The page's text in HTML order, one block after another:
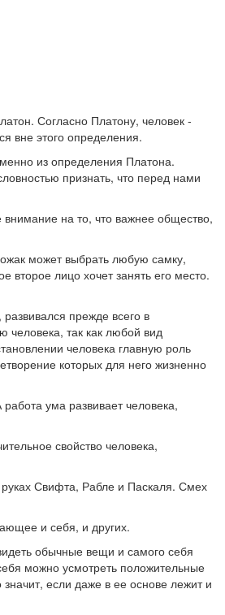
Согласно Платону, человек -
вне этого определения.
из определения Платона.
признать, что перед нами
на то, что важнее общество,
может выбрать любую самку,
второе лицо хочет занять его место.
прежде всего в
человека, так как любой вид
человека главную роль
которых для него жизненно
ума развивает человека,
свойство человека,
Свифта, Рабле и Паскаля. Смех
и себя, и других.
обычные вещи и самого себя
можно усмотреть положительные
если даже в ее основе лежит и